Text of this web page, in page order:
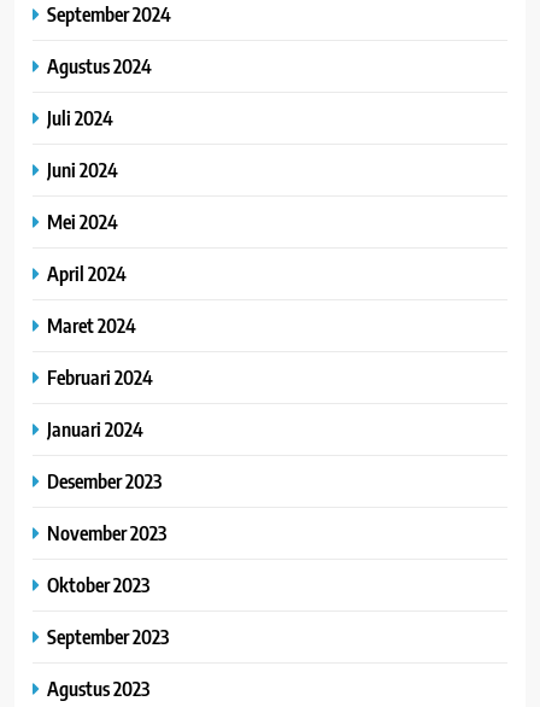
September 2024
Agustus 2024
Juli 2024
Juni 2024
Mei 2024
April 2024
Maret 2024
Februari 2024
Januari 2024
Desember 2023
November 2023
Oktober 2023
September 2023
Agustus 2023